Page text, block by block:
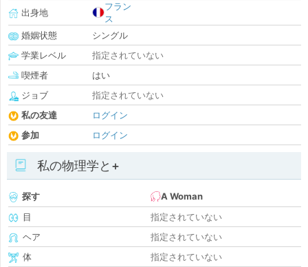
出身地
フラン
ス
婚姻状態
シングル
学業レベル
指定されていない
喫煙者
はい
ジョブ
指定されていない
私の友達
ログイン
参加
ログイン
私の物理学と+
探す
A Woman
目
指定されていない
ヘア
指定されていない
体
指定されていない